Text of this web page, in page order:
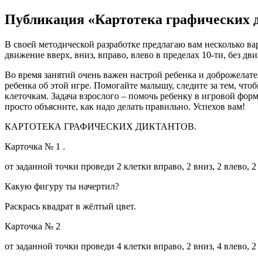
Публикация «Картотека графических
В своей методической разработке предлагаю вам несколько
движение вверх, вниз, вправо, влево в пределах 10-ти, без
Во время занятий очень важен настрой ребенка и
ребенка об этой игре. Помогайте малышу, следите за тем,
клеточкам. Задача взрослого – помочь ребенку в игровой
просто объясните, как надо делать правильно. Успехов вам!
КАРТОТЕКА ГРАФИЧЕСКИХ ДИКТАНТОВ.
Карточка № 1 .
от заданной точки проведи 2 клетки вправо, 2 вниз, 2 влево, 2
Какую фигуру ты начертил?
Раскрась квадрат в жёлтый цвет.
Карточка № 2
от заданной точки проведи 4 клетки вправо, 2 вниз, 4 влево, 2